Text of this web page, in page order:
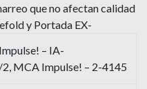
que no afectan calidad
y Portada EX-
– IA-
MCA Impulse! – 2-4145